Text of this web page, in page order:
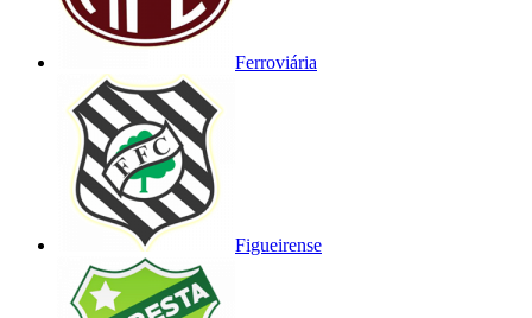
Ferroviária
Figueirense